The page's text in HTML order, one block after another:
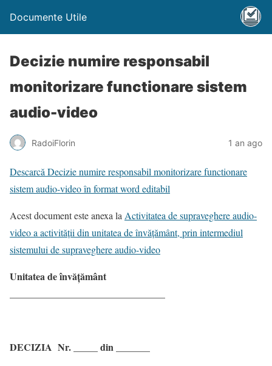
Documente Utile
Decizie numire responsabil
monitorizare functionare sistem
audio-video
RadoiFlorin 1 an ago
Descarcă Decizie numire responsabil monitorizare functionare
sistem audio-video în format word editabil
Acest document este anexa la Activitatea de supraveghere audio-
video a activității din unitatea de învățământ, prin intermediul
sistemului de supraveghere audio-video
Unitatea de învăţământ
DECIZIA Nr. _____ din _______